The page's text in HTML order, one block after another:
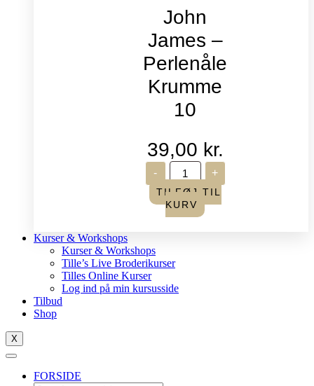
John
James –
Perlenåle
Krumme
10
39,00 kr.
-
John
James
-
Perlenåle
Krumme
+
TILFØJ TIL
KURV
Kurser & Workshops
Kurser & Workshops
Tille’s Live Broderikurser
Tilles Online Kurser
Log ind på min kursusside
Tilbud
Shop
X
FORSIDE